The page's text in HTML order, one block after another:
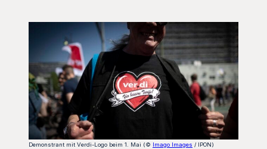
Demonstrant mit Verdi-Logo beim 1. Mai (© Imago Images / IPON)